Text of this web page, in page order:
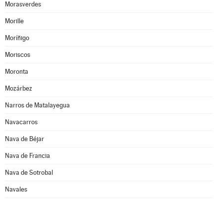
Morasverdes
Morille
Moríñigo
Moriscos
Moronta
Mozárbez
Narros de Matalayegua
Navacarros
Nava de Béjar
Nava de Francia
Nava de Sotrobal
Navales